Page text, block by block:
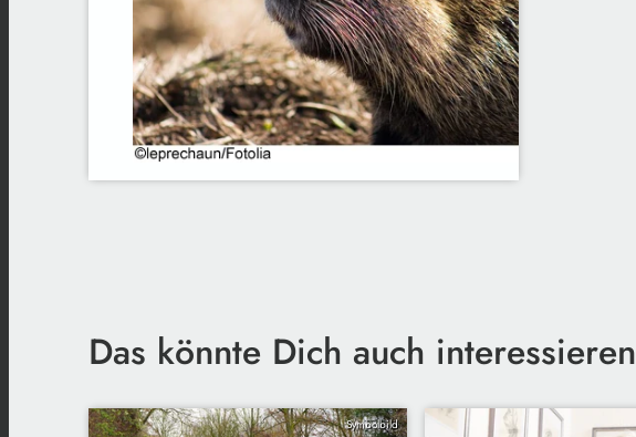
Das könnte Dich auch interessieren
Symbolbild